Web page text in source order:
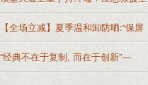
【全场立减】夏季温和卸防晒:“保屏
“经典不在于复制, 而在于创新”—